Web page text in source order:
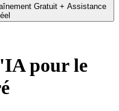
Gratuit + Assistance
pour le